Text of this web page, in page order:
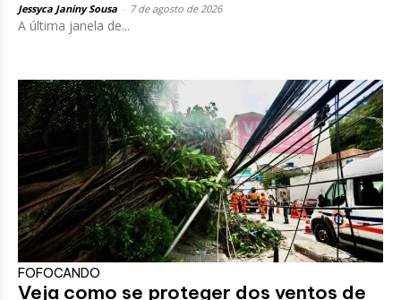
Jessyca Janiny Sousa 7 de agosto de 2026
A última janela de...
FOFOCANDO
Veja como se proteger dos ventos de